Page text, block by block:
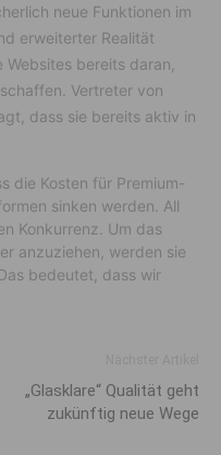
neue Funktionen im
erweiterter Realität
bereits daran,
Vertreter von
dass sie bereits aktiv in
die Kosten für Premium-
sinken werden. All
Konkurrenz. Um das
anzuziehen, werden sie
bedeutet, dass wir
„Glasklare“ Qualität geht
zukünftig neue Wege